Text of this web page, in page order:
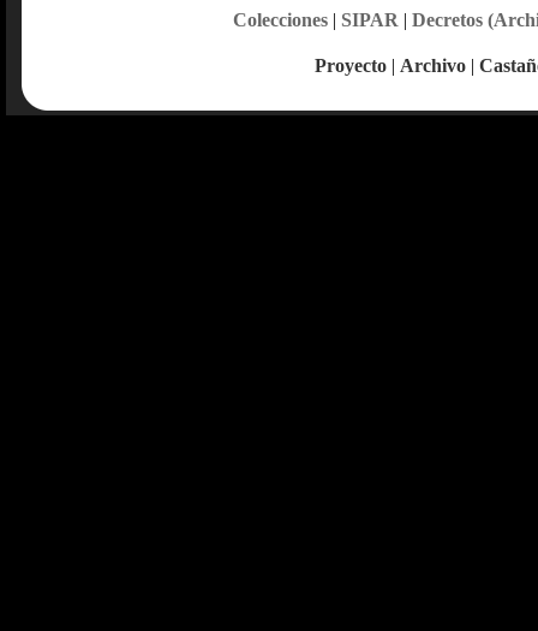
Colecciones| SIPAR | Decretos
Proyecto | Archivo |